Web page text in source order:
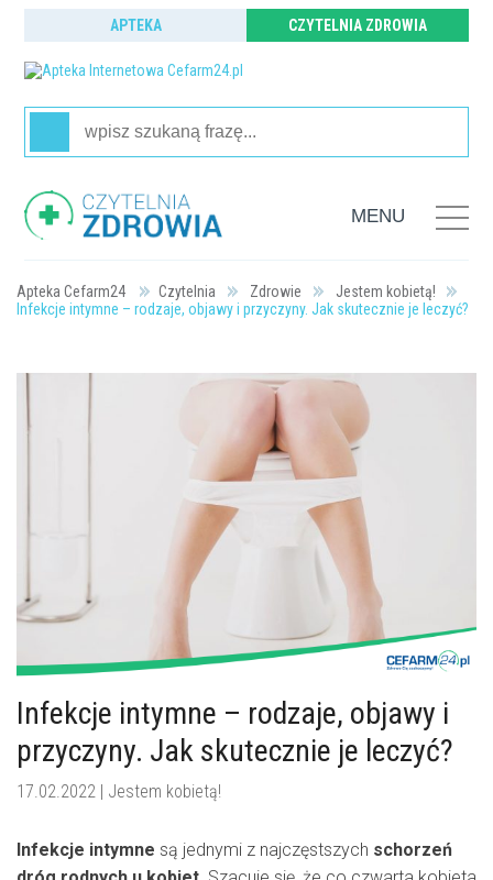
APTEKA CZYTELNIA ZDROWIA
MENU
Strona główna Czytelnia Zdrowie
Jestem kobietą!
Infekcje intymne – rodzaje, objawy i przyczyny. Jak skutecznie je leczyć?
Infekcje intymne – rodzaje, objawy i
przyczyny. Jak skutecznie je leczyć?
17.02.2022 | Jestem kobietą!
Infekcje intymne są jednymi z najczęstszych schorzeń